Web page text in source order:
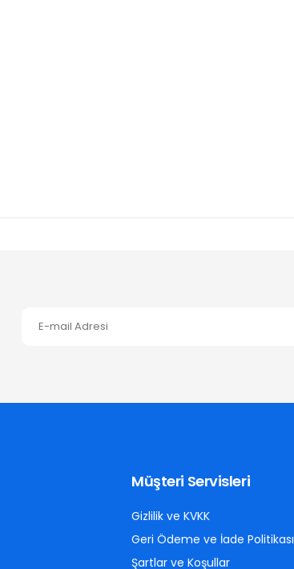
Müşteri Servisleri
Gizlilik ve KVKK
Geri Ödeme ve İade Politikası
Şartlar ve Koşullar